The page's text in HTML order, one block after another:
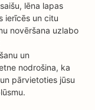
lēna lapas
ierīcēs un citu
novēršana uzlabo
un
nodrošina, ka
pārvietoties jūsu